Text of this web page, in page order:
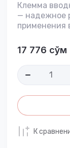
Клемма
— надежное
применения
17 776 сўм
К